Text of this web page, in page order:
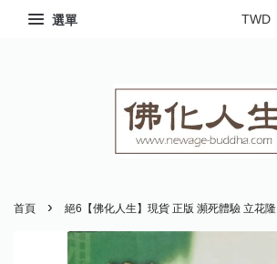
選單
首頁 › 絕6【佛化人生】現貨 正版 瀕死體驗 立花隆